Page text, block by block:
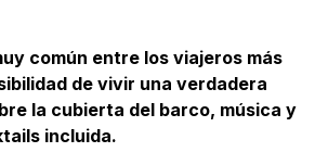
común entre los viajeros más
de vivir una verdadera
la cubierta del barco, música y
incluida.